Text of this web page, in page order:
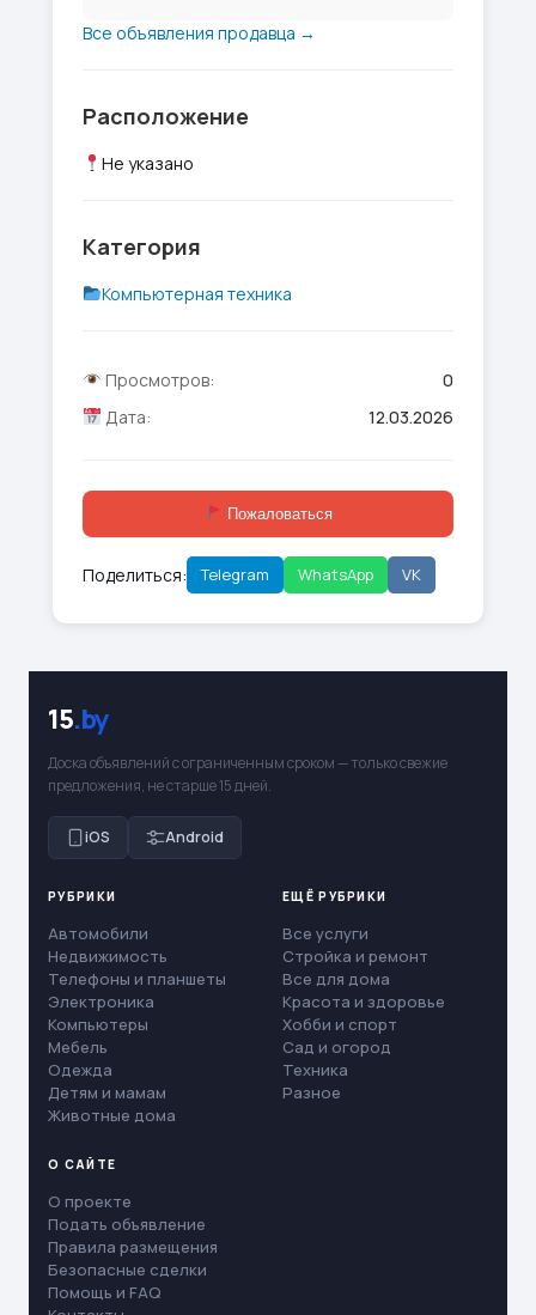
Все объявления продавца →
Расположение
Не указано
Категория
Компьютерная техника
Просмотров:
0
Дата:
12.03.2026
Пожаловаться
Поделиться: Telegram WhatsApp VK
15.by
Доска объявлений с ограниченным сроком — только свежие
предложения, не старше 15 дней.
iOS Android
РУБРИКИ
Автомобили
Недвижимость
Телефоны и планшеты
Электроника
Компьютеры
Мебель
Одежда
Детям и мамам
Животные дома
ЕЩЁ РУБРИКИ
Все услуги
Стройка и ремонт
Все для дома
Красота и здоровье
Хобби и спорт
Сад и огород
Техника
Разное
О САЙТЕ
О проекте
Подать объявление
Правила размещения
Безопасные сделки
Помощь и FAQ